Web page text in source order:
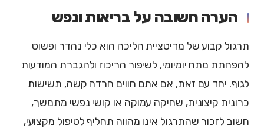
הערה חשובה על בריאות ונפש
תרגול קבוע של מדיטציית הליכה הוא כלי נהדר ופשוט
להפחתת מתח יומיומי, לשיפור הריכוז ולהגברת המודעות
לגוף. יחד עם זאת, אם אתם חווים חרדה קשה, תשישות
כרונית קיצונית, שחיקה עמוקה או קושי נפשי מתמשך,
חשוב לזכור שהתרגול אינו מהווה תחליף לטיפול מקצועי,